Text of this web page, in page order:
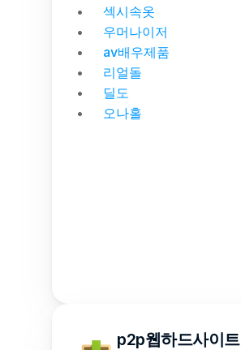
섹시속옷
우머나이저
av배우제품
리얼돌
딜도
오나홀
p2p웹하드사이트